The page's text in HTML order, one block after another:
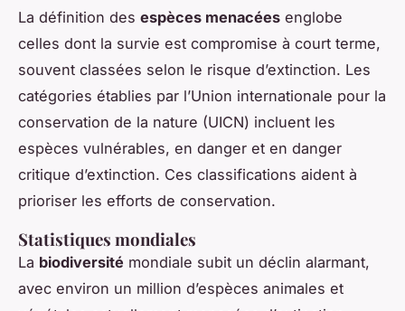
La définition des espèces menacées englobe
celles dont la survie est compromise à court terme,
souvent classées selon le risque d’extinction. Les
catégories établies par l’Union internationale pour la
conservation de la nature (UICN) incluent les
espèces vulnérables, en danger et en danger
critique d’extinction. Ces classifications aident à
prioriser les efforts de conservation.
Statistiques mondiales
La biodiversité mondiale subit un déclin alarmant,
avec environ un million d’espèces animales et